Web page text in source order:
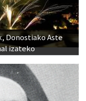
Donostiako Aste
izateko